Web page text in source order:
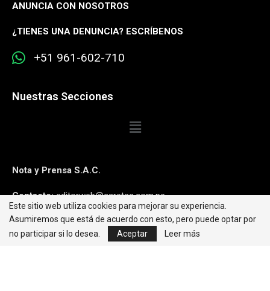
ANUNCIA CON NOSOTROS
¿TIENES UNA DENUNCIA? ESCRÍBENOS
+51 961-602-710
Nuestras Secciones
Nota y Prensa S.A.C.
Contacto:editorweb@caretas.com.pe
Síguenos:
Este sitio web utiliza cookies para mejorar su experiencia.
Asumiremos que está de acuerdo con esto, pero puede optar por
no participar si lo desea.
Aceptar Leer más